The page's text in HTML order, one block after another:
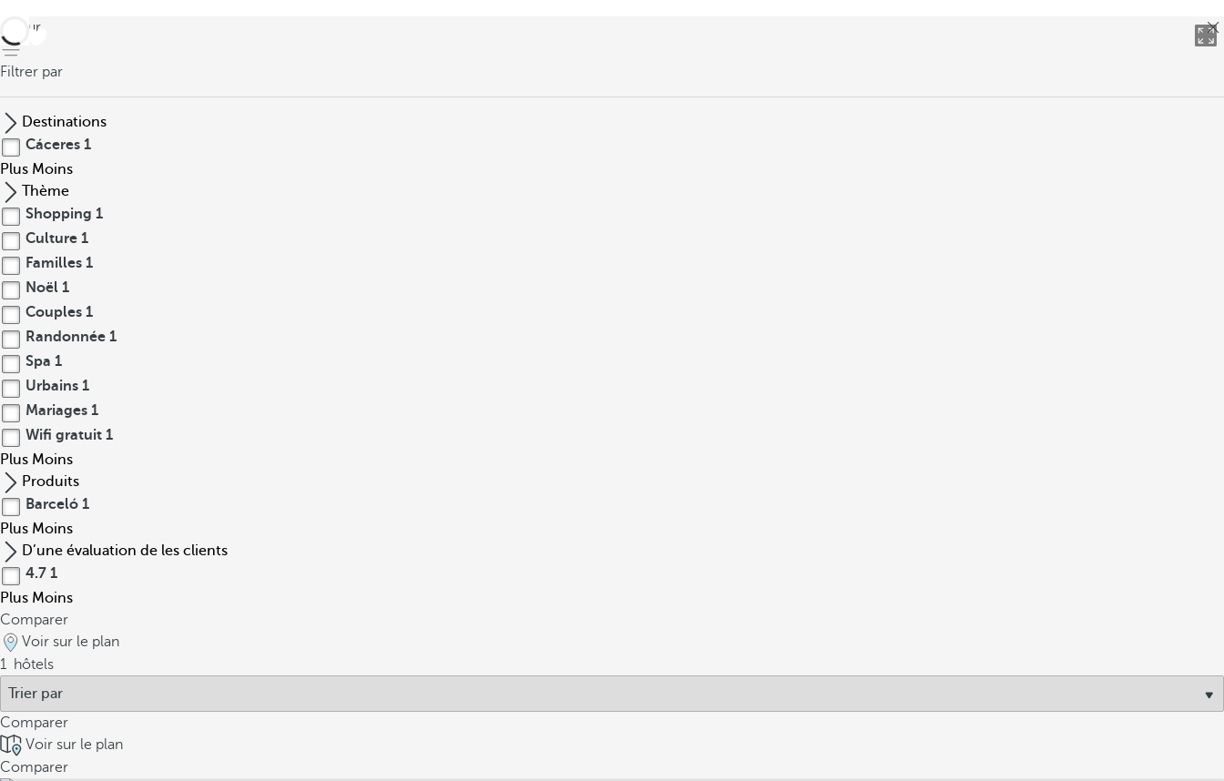
retour
Filtrer par
Destinations
Cáceres 1
Plus Moins
Thème
Shopping 1
Culture 1
Familles 1
Noël 1
Couples 1
Randonnée 1
Spa 1
Urbains 1
Mariages 1
Wifi gratuit 1
Plus Moins
Produits
Barceló 1
Plus Moins
D’une évaluation de les clients
4.7 1
Plus Moins
Comparer
Voir sur le plan
1 hôtels
Comparer
Voir sur le plan
Comparer